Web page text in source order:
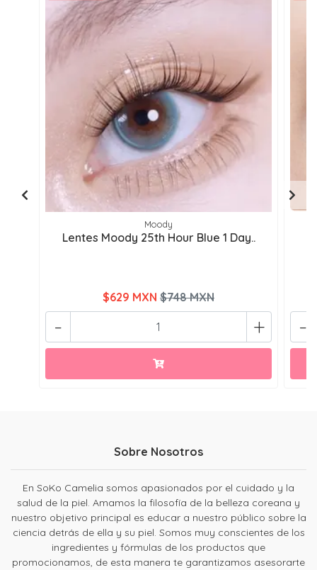
Moody
Lentes Moody 25th Hour Blue 1 Day..
$629 MXN $748 MXN
+
- -
Sobre Nosotros
En SoKo Camelia somos apasionados por el cuidado y la
salud de la piel. Amamos la filosofía de la belleza coreana y
nuestro objetivo principal es educar a nuestro público sobre la
ciencia detrás de ella y su piel. Somos muy conscientes de los
ingredientes y fórmulas de los productos que
promocionamos, de esta manera te garantizamos asesorarte